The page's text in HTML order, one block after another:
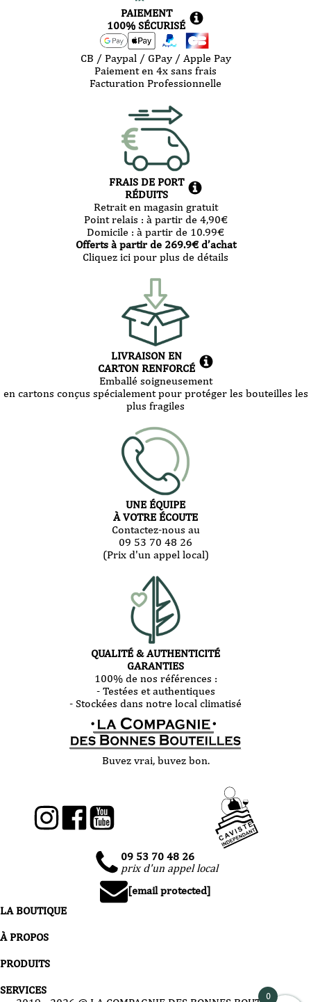
PAIEMENT
100% SÉCURISÉ
CB / Paypal / GPay / Apple Pay
Paiement en 4x sans frais
Facturation Professionnelle
FRAIS DE PORT
RÉDUITS
Retrait en magasin gratuit
Point relais : à partir de 4,90€
Domicile : à partir de 10.99€
Offerts à partir de 269.9€ d’achat
Cliquez ici pour plus de détails
LIVRAISON EN
CARTON RENFORCÉ
Emballé soigneusement
en cartons conçus spécialement pour protéger les bouteilles les
plus fragiles
UNE ÉQUIPE
À VOTRE ÉCOUTE
Contactez-nous au
09 53 70 48 26
(Prix d'un appel local)
QUALITÉ & AUTHENTICITÉ
GARANTIES
100% de nos références :
- Testées et authentiques
- Stockées dans notre local climatisé
Buvez vrai, buvez bon.
09 53 70 48 26
prix d'un appel local
[email protected]
LA BOUTIQUE
À PROPOS
PRODUITS
SERVICES
0